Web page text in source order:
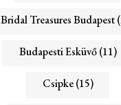
Bridal Treasures Budapest
Budapesti Esküvő(11)
Csipke(15)